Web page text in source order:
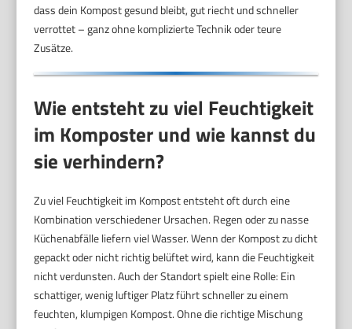
dass dein Kompost gesund bleibt, gut riecht und schneller
verrottet – ganz ohne komplizierte Technik oder teure
Zusätze.
Wie entsteht zu viel Feuchtigkeit
im Komposter und wie kannst du
sie verhindern?
Zu viel Feuchtigkeit im Kompost entsteht oft durch eine
Kombination verschiedener Ursachen. Regen oder zu nasse
Küchenabfälle liefern viel Wasser. Wenn der Kompost zu dicht
gepackt oder nicht richtig belüftet wird, kann die Feuchtigkeit
nicht verdunsten. Auch der Standort spielt eine Rolle: Ein
schattiger, wenig luftiger Platz führt schneller zu einem
feuchten, klumpigen Kompost. Ohne die richtige Mischung